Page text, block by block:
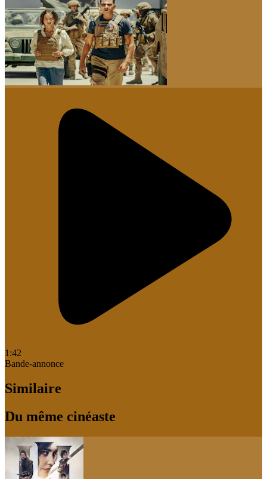
1:42
Bande-annonce
Similaire
Du même cinéaste